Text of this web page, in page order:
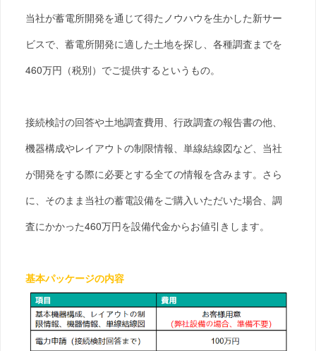
当社が蓄電所開発を通じて得たノウハウを生かした新サー
ビスで、蓄電所開発に適した土地を探し、各種調査までを
460万円（税別）でご提供するというもの。
接続検討の回答や土地調査費用、行政調査の報告書の他、
機器構成やレイアウトの制限情報、単線結線図など、当社
が開発をする際に必要とする全ての情報を含みます。さら
に、そのまま当社の蓄電設備をご購入いただいた場合、調
査にかかった460万円を設備代金からお値引きします。
基本パッケージの内容